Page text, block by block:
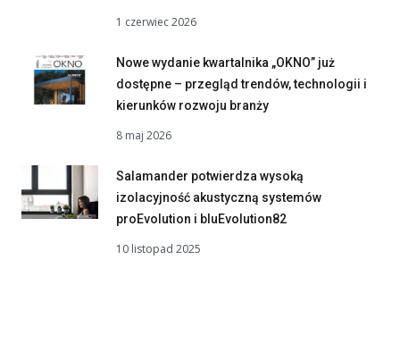
1 czerwiec 2026
Nowe wydanie kwartalnika „OKNO” już
dostępne – przegląd trendów, technologii i
kierunków rozwoju branży
8 maj 2026
Salamander potwierdza wysoką
izolacyjność akustyczną systemów
proEvolution i bluEvolution82
10 listopad 2025